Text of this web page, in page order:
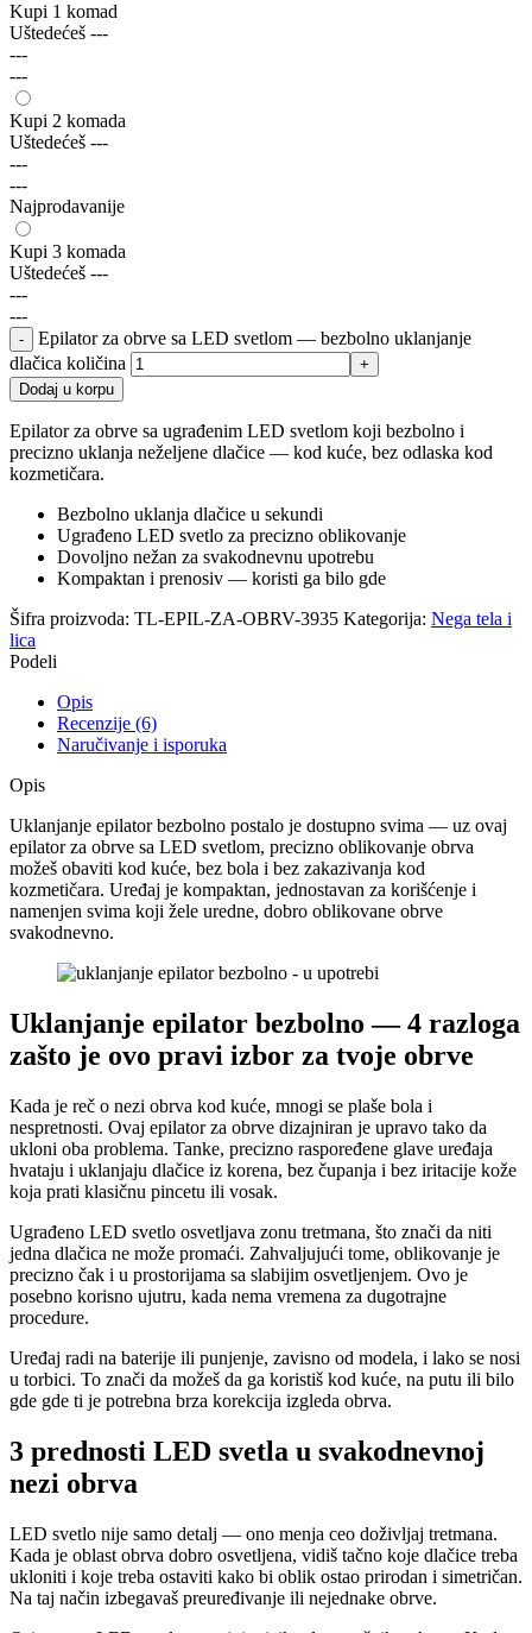
Kupi 1 komad
Uštedećeš ---
---
---
Kupi 2 komada
Uštedećeš ---
---
---
Najprodavanije
Kupi 3 komada
Uštedećeš ---
---
---
Epilator za obrve sa LED svetlom — bezbolno uklanjanje
dlačica količina
Dodaj u korpu
Epilator za obrve sa ugrađenim LED svetlom koji bezbolno i
precizno uklanja neželjene dlačice — kod kuće, bez odlaska kod
kozmetičara.
Bezbolno uklanja dlačice u sekundi
Ugrađeno LED svetlo za precizno oblikovanje
Dovoljno nežan za svakodnevnu upotrebu
Kompaktan i prenosiv — koristi ga bilo gde
Šifra proizvoda: TL-EPIL-ZA-OBRV-3935 Kategorija: Nega tela i
lica
Podeli
Opis
Recenzije (6)
Naručivanje i isporuka
Opis
Uklanjanje epilator bezbolno postalo je dostupno svima — uz ovaj
epilator za obrve sa LED svetlom, precizno oblikovanje obrva
možeš obaviti kod kuće, bez bola i bez zakazivanja kod
kozmetičara. Uređaj je kompaktan, jednostavan za korišćenje i
namenjen svima koji žele uredne, dobro oblikovane obrve
svakodnevno.
Uklanjanje epilator bezbolno — 4 razloga
zašto je ovo pravi izbor za tvoje obrve
Kada je reč o nezi obrva kod kuće, mnogi se plaše bola i
nespretnosti. Ovaj epilator za obrve dizajniran je upravo tako da
ukloni oba problema. Tanke, precizno raspoređene glave uređaja
hvataju i uklanjaju dlačice iz korena, bez čupanja i bez iritacije kože
koja prati klasičnu pincetu ili vosak.
Ugrađeno LED svetlo osvetljava zonu tretmana, što znači da niti
jedna dlačica ne može promaći. Zahvaljujući tome, oblikovanje je
precizno čak i u prostorijama sa slabijim osvetljenjem. Ovo je
posebno korisno ujutru, kada nema vremena za dugotrajne
procedure.
Uređaj radi na baterije ili punjenje, zavisno od modela, i lako se nosi
u torbici. To znači da možeš da ga koristiš kod kuće, na putu ili bilo
gde gde ti je potrebna brza korekcija izgleda obrva.
3 prednosti LED svetla u svakodnevnoj
nezi obrva
LED svetlo nije samo detalj — ono menja ceo doživljaj tretmana.
Kada je oblast obrva dobro osvetljena, vidiš tačno koje dlačice treba
ukloniti i koje treba ostaviti kako bi oblik ostao prirodan i simetričan.
Na taj način izbegavaš preuređivanje ili nejednake obrve.